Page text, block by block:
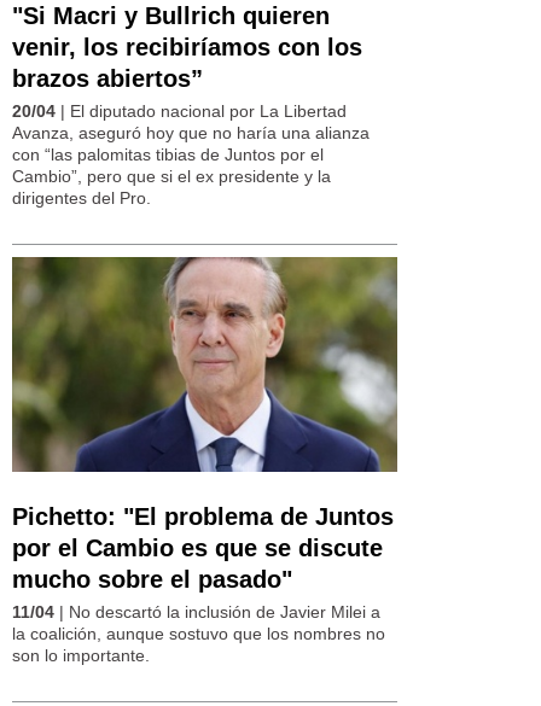
"Si Macri y Bullrich quieren
venir, los recibiríamos con los
brazos abiertos”
20/04 | El diputado nacional por La Libertad
Avanza, aseguró hoy que no haría una alianza
con “las palomitas tibias de Juntos por el
Cambio”, pero que si el ex presidente y la
dirigentes del Pro.
Pichetto: "El problema de Juntos
por el Cambio es que se discute
mucho sobre el pasado"
11/04 | No descartó la inclusión de Javier Milei a
la coalición, aunque sostuvo que los nombres no
son lo importante.